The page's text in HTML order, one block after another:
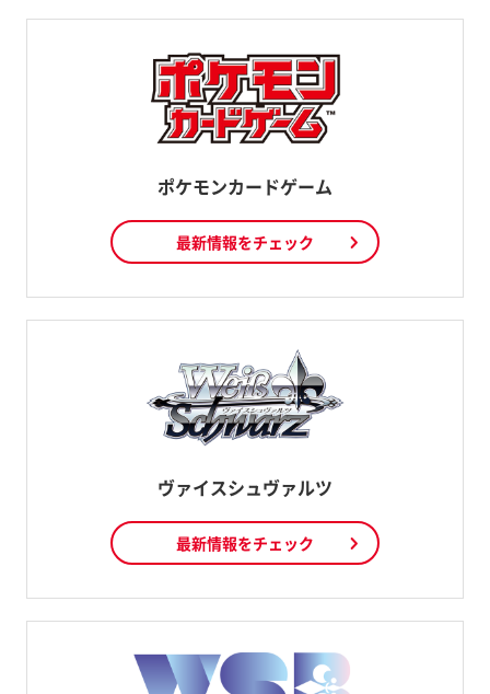
ポケモンカードゲーム
最新情報をチェック
ヴァイスシュヴァルツ
最新情報をチェック